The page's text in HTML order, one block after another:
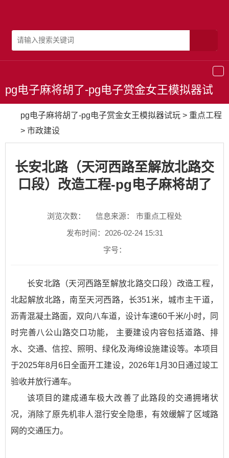
导
pg电子麻将胡了-pg电子赏金女王模拟器试
pg电子麻将胡了-pg电子赏金女王模拟器试玩 > 重点工程
> 市政建设
长安北路（天河西路至解放北路交
口段）改造工程-pg电子麻将胡了
浏览次数：
信息来源： 市重点工程处
发布时间：2026-02-24 15:31
字号：
长安北路（天河西路至解放北路交口段）改造工程，
北起解放北路，南至天河西路，长351米，城市主干道，
沥青混凝土路面，双向八车道，设计车速60千米/小时，同
时完善八公山路交口功能， 主要建设内容包括道路、排
水、交通、信控、照明、绿化及海绵设施建设等。本项目
于2025年8月6日全面开工建设，2026年1月30日通过竣工
验收并放行通车。
该项目的建成通车极大改善了此路段的交通拥堵状
况，消除了原先机非人混行安全隐患，有效缓解了区域路
网的交通压力。